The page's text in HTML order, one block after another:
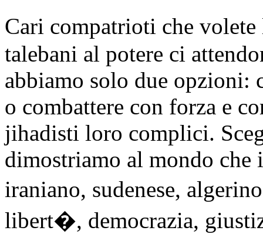
Cari compatrioti che
talebani al potere ci
abbiamo solo due opzioni:
o combattere con forza e
jihadisti loro complici.
dimostriamo al mondo
iraniano, sudenese,
libert�, democrazia,